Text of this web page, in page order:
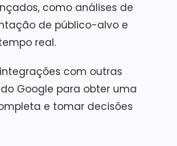
como análises de
de público-alvo e
real.
com outras
Google para obter uma
e tomar decisões